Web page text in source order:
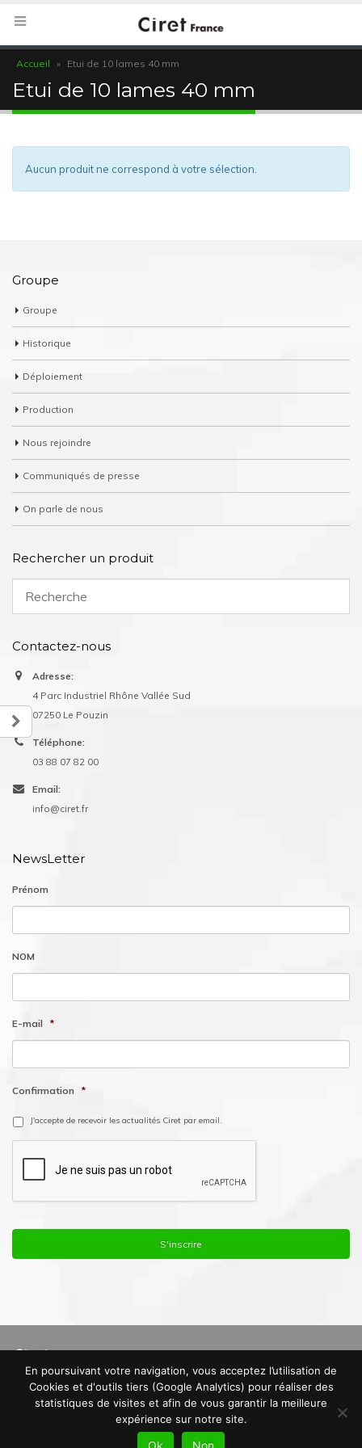
Accueil » Etui de 10 lames 40 mm
Etui de 10 lames 40 mm
Aucun produit ne correspond à votre sélection.
Groupe
Groupe
Historique
Déploiement
Production
Nous rejoindre
Communiqués de presse
On parle de nous
Rechercher un produit
Contactez-nous
Adresse:
4 Parc Industriel Rhône Vallée Sud
07250 Le Pouzin
Téléphone:
03 88 07 82 00
Email:
info@ciret.fr
NewsLetter
Prénom
NOM
E-mail *
Confirmation *
J'accepte de recevoir les actualités Ciret par email.
© Copyright 2016. Ciret France |Mentions Légales
Politique de
Confidentialité
| Plan du site
En poursuivant votre navigation, vous acceptez l’utilisation de
Cookies et d'outils tiers (Google Analytics) pour réaliser des
statistiques de visites et afin de vous garantir la meilleure
expérience sur notre site.
Ok Non